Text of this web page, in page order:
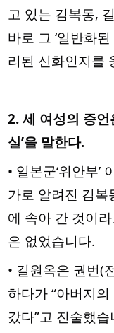
고 있는 김복동,
바로 그 ‘일반화
리된 신화인지를
2. 세 여성의 증언
실’을 말한다.
• 일본군‘위안부
가로 알려진 김복
에 속아 간 것이
은 없었습니다.
• 길원옥은 권번(
하다가 “아버지
갔다”고 진술했